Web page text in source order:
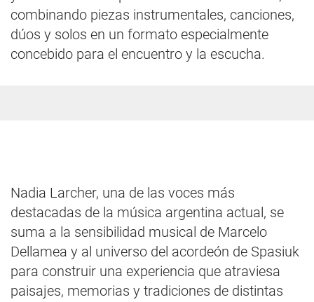
combinando piezas instrumentales, canciones,
dúos y solos en un formato especialmente
concebido para el encuentro y la escucha.
Nadia Larcher, una de las voces más
destacadas de la música argentina actual, se
suma a la sensibilidad musical de Marcelo
Dellamea y al universo del acordeón de Spasiuk
para construir una experiencia que atraviesa
paisajes, memorias y tradiciones de distintas